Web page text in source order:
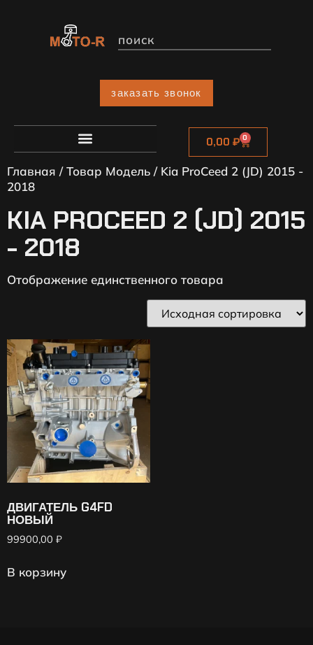
заказать звонок
0,00 ₽ 0
Главная / Товар Модель / Kia ProCeed 2 (JD) 2015 -
2018
KIA PROCEED 2 (JD) 2015
- 2018
Отображение единственного товара
ДВИГАТЕЛЬ G4FD
НОВЫЙ
99900,00 ₽
В корзину